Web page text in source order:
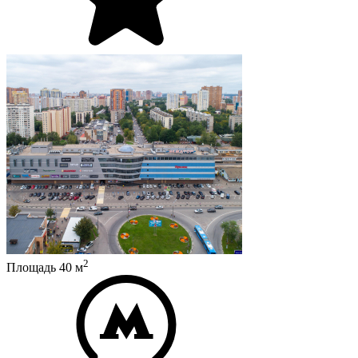
Площадь 40 м2